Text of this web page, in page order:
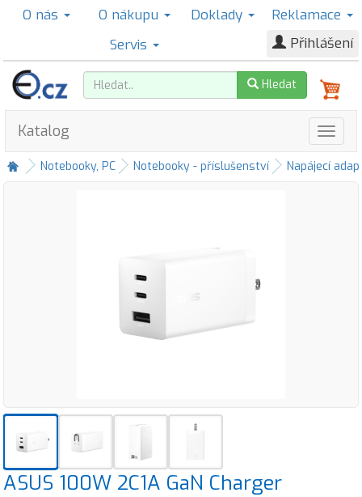
O nás O nákupu Doklady
Reklamace
Servis
Přihlášení
Hledat
Katalog
Notebooky, PC Notebooky - příslušenství Napájecí
ASUS 100W 2C1A GaN Charger